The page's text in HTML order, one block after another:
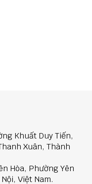
Khuất Duy Tiến,
Xuân, Thành
Hòa, Phường Yên
Việt Nam.